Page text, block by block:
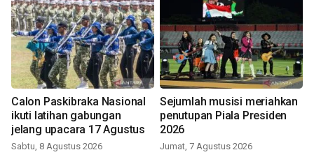
Calon Paskibraka Nasional
ikuti latihan gabungan
jelang upacara 17 Agustus
Sabtu, 8 Agustus 2026
Sejumlah musisi meriahkan
penutupan Piala Presiden
2026
Jumat, 7 Agustus 2026